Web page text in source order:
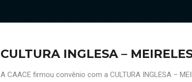
CULTURA INGLESA –
A CAACE firmou convênio com a CULTURA INGLESA –